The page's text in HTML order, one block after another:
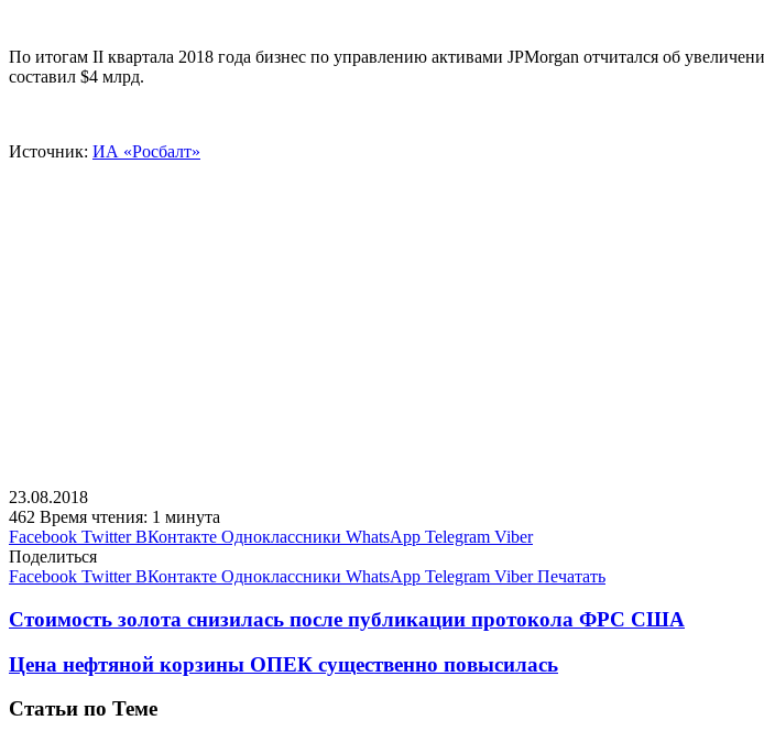
По итогам II квартала 2018 года бизнес по управлению активами JPMorgan отчитался об
составил $4 млрд.
Источник: ИА «Росбалт»
23.08.2018
462 Время чтения: 1 минута
Facebook Twitter ВКонтакте Одноклассники WhatsApp Telegram Viber
Поделиться
Facebook Twitter ВКонтакте Одноклассники WhatsApp Telegram Viber Печатать
Стоимость золота снизилась после публикации протокола ФРС США
Цена нефтяной корзины ОПЕК существенно повысилась
Статьи по Теме